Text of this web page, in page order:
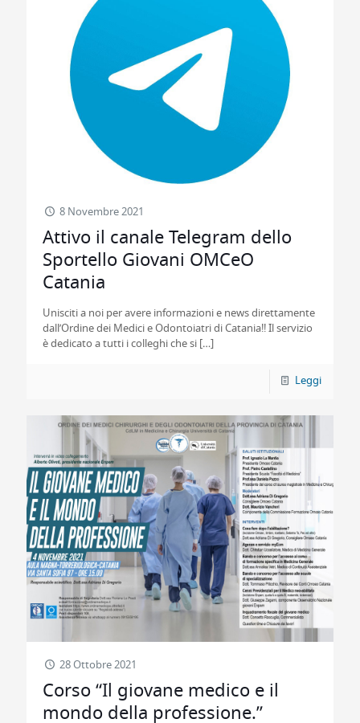
8 Novembre 2021
Attivo il canale Telegram dello
Sportello Giovani OMCeO
Catania
Unisciti a noi per avere informazioni e news direttamente
dall’Ordine dei Medici e Odontoiatri di Catania!! Il servizio
è dedicato a tutti i colleghi che si […]
Leggi
28 Ottobre 2021
Corso “Il giovane medico e il
mondo della professione.”